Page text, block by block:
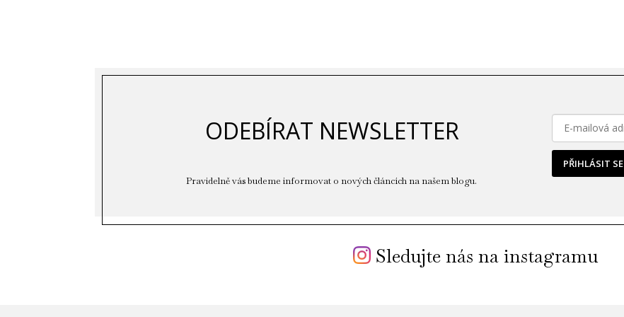
ODEBÍRAT NEWSLETTER
Pravidelně vás budeme informovat o nových článcích na našem blogu.
PŘIHLÁSIT SE
Sledujte nás na instagramu